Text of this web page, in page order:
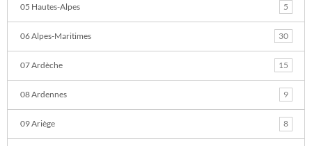
05 Hautes-Alpes 5
06 Alpes-Maritimes 30
07 Ardèche 15
08 Ardennes 9
09 Ariège 8